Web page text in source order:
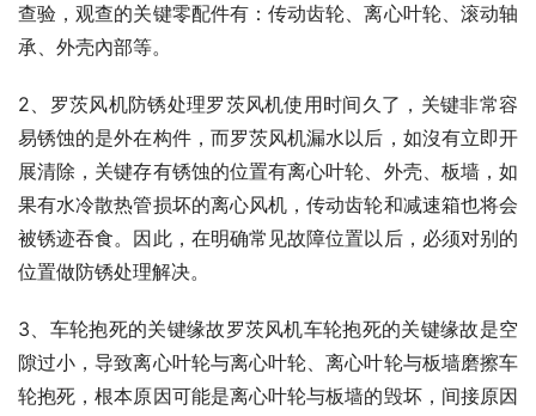
查验，观查的关键零配件有：传动齿轮、离心叶轮、滚动轴
承、外壳內部等。
2、罗茨风机防锈处理罗茨风机使用时间久了，关键非常容
易锈蚀的是外在构件，而罗茨风机漏水以后，如沒有立即开
展清除，关键存有锈蚀的位置有离心叶轮、外壳、板墙，如
果有水冷散热管损坏的离心风机，传动齿轮和减速箱也将会
被锈迹吞食。因此，在明确常见故障位置以后，必须对别的
位置做防锈处理解决。
3、车轮抱死的关键缘故罗茨风机车轮抱死的关键缘故是空
隙过小，导致离心叶轮与离心叶轮、离心叶轮与板墙磨擦车
轮抱死，根本原因可能是离心叶轮与板墙的毁坏，间接原因